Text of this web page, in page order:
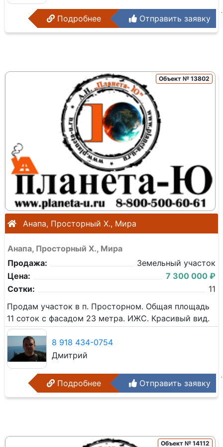
Подробнее Отправить заявку
Объект № 13802
Анапа, Просторный Х., Мира
Анапа, Просторный Х., Мира
Продажа:
Земельный участок
Цена:
7 300 000 ₽
Сотки:
11
Продам участок в п. Просторном. Общая площадь
11 соток с фасадом 23 метра. ИЖС. Красивый вид.
8 918 434-0754
Дмитрий
Подробнее Отправить заявку
Объект № 14112